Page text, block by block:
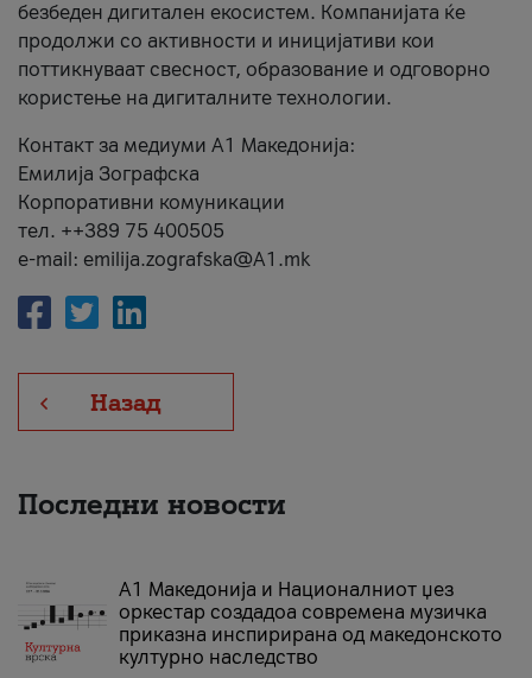
безбеден дигитален екосистем. Компанијата ќе
продолжи со активности и иницијативи кои
поттикнуваат свесност, образование и одговорно
користење на дигиталните технологии.
Контакт за медиуми А1 Македонија:
Емилија Зографска
Корпоративни комуникации
тел. ++389 75 400505
e-mail: emilija.zografska@A1.mk
Назад
Последни новости
А1 Македонија и Националниот џез
оркестар создадоа современа музичка
приказна инспирирана од македонското
културно наследство